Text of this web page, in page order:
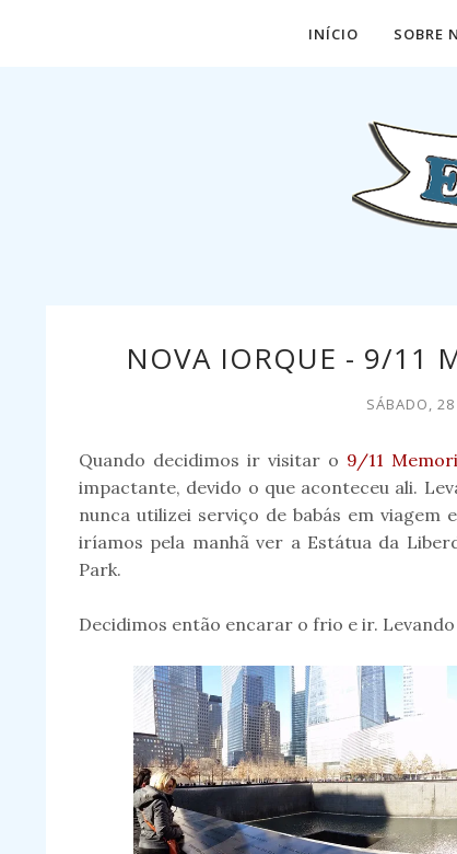
INÍCIO SOBRE
NOVA IORQUE - 9/11
SÁBADO,
Quando decidimos ir visitar o 9/11
impactante, devido o que aconteceu ali.
nunca utilizei serviço de babás em
iríamos pela manhã ver a Estátua da
Park.
Decidimos então encarar o frio e ir.